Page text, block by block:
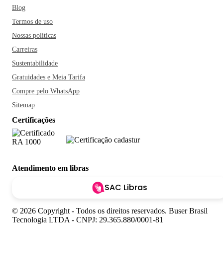
Blog
Termos de uso
Nossas políticas
Carreiras
Sustentabilidade
Gratuidades e Meia Tarifa
Compre pelo WhatsApp
Sitemap
Certificações
Atendimento em libras
SAC Libras
© 2026 Copyright - Todos os direitos reservados. Buser Brasil
Tecnologia LTDA - CNPJ: 29.365.880/0001-81